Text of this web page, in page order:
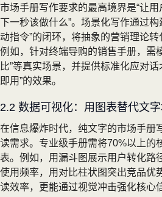
市场手册写作要求的最高境界是“让
下一秒该做什么”。场景化写作通过
动指令”的闭环，将抽象的营销理论转
例如，针对终端导购的销售手册，需
比”等真实场景，并提供标准化应对
即用”的效果。
2.2 数据可视化：用图表替代文
在信息爆炸时代，纯文字的市场手册
读需求。专业级手册需将70%以上的
表。例如，用漏斗图展示用户转化路
使用频率，用对比柱状图突出竞品优
读效率，更能通过视觉冲击强化核心